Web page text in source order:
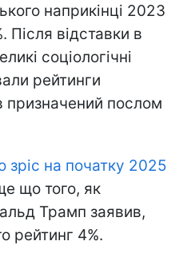
наприкінці 2023
Після відставки в
соціологічні
рейтинги
призначений послом
зріс на початку 2025
що того, як
Трамп заявив,
рейтинг 4%.